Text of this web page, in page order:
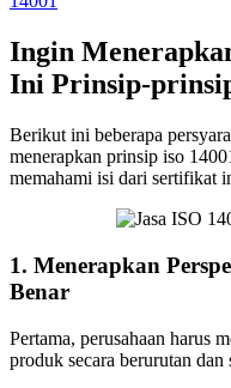
Ingin
Ini Prinsip-
Berikut ini beberapa
menerapkan prinsip iso
memahami isi dari sertifikat
1. Menerapkan
Benar
Pertama, perusahaan harus
produk secara berurutan dan